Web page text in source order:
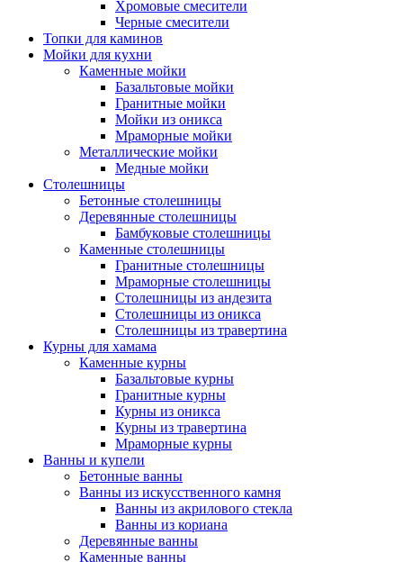
Хромовые смесители
Черные смесители
Топки для каминов
Мойки для кухни
Каменные мойки
Базальтовые мойки
Гранитные мойки
Мойки из оникса
Мраморные мойки
Металлические мойки
Медные мойки
Столешницы
Бетонные столешницы
Деревянные столешницы
Бамбуковые столешницы
Каменные столешницы
Гранитные столешницы
Мраморные столешницы
Столешницы из андезита
Столешницы из оникса
Столешницы из травертина
Курны для хамама
Каменные курны
Базальтовые курны
Гранитные курны
Курны из оникса
Курны из травертина
Мраморные курны
Ванны и купели
Бетонные ванны
Ванны из искусственного камня
Ванны из акрилового стекла
Ванны из кориана
Деревянные ванны
Каменные ванны